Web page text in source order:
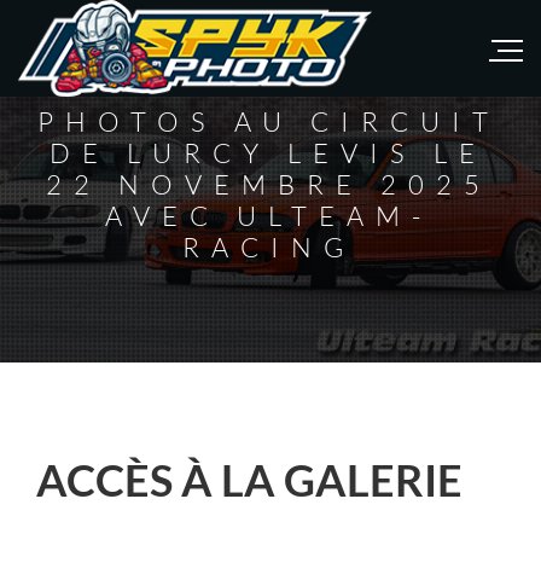
PHOTOS AU CIRCUIT
DE LURCY LEVIS LE
22 NOVEMBRE 2025
AVEC ULTEAM-
RACING
ACCÈS À LA GALERIE